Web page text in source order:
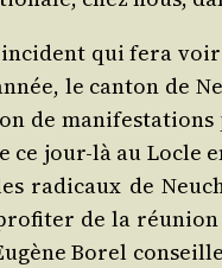
qui fera voir
le can­ton de
de
jour-là au Locle
radi­caux de
de la
Borel